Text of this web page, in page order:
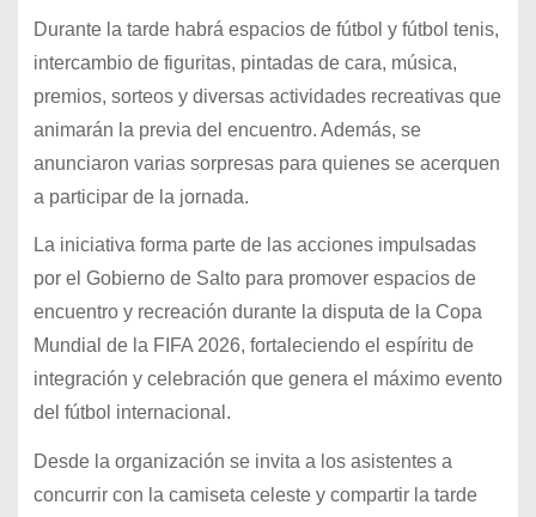
Durante la tarde habrá espacios de fútbol y fútbol tenis,
intercambio de figuritas, pintadas de cara, música,
premios, sorteos y diversas actividades recreativas que
animarán la previa del encuentro. Además, se
anunciaron varias sorpresas para quienes se acerquen
a participar de la jornada.
La iniciativa forma parte de las acciones impulsadas
por el Gobierno de Salto para promover espacios de
encuentro y recreación durante la disputa de la Copa
Mundial de la FIFA 2026, fortaleciendo el espíritu de
integración y celebración que genera el máximo evento
del fútbol internacional.
Desde la organización se invita a los asistentes a
concurrir con la camiseta celeste y compartir la tarde